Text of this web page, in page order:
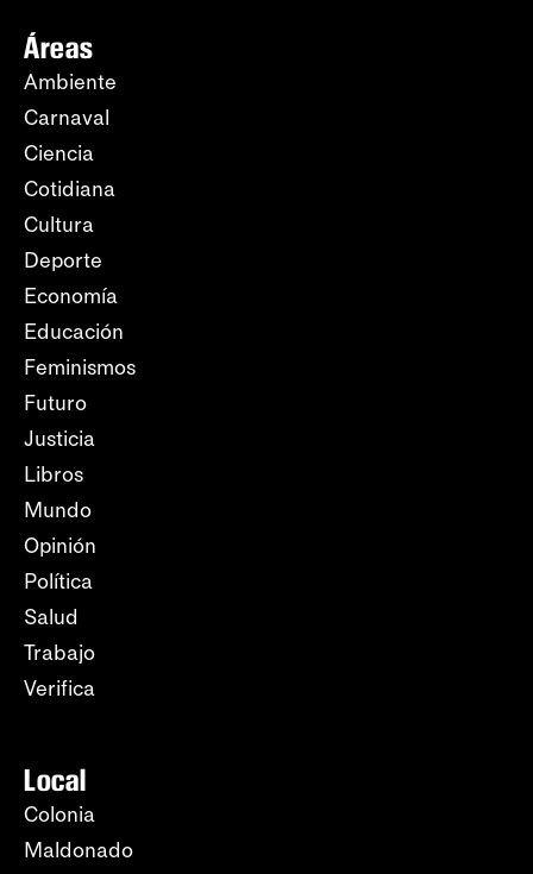
Áreas
Ambiente
Carnaval
Ciencia
Cotidiana
Cultura
Deporte
Economía
Educación
Feminismos
Futuro
Justicia
Libros
Mundo
Opinión
Política
Salud
Trabajo
Verifica
Local
Colonia
Maldonado